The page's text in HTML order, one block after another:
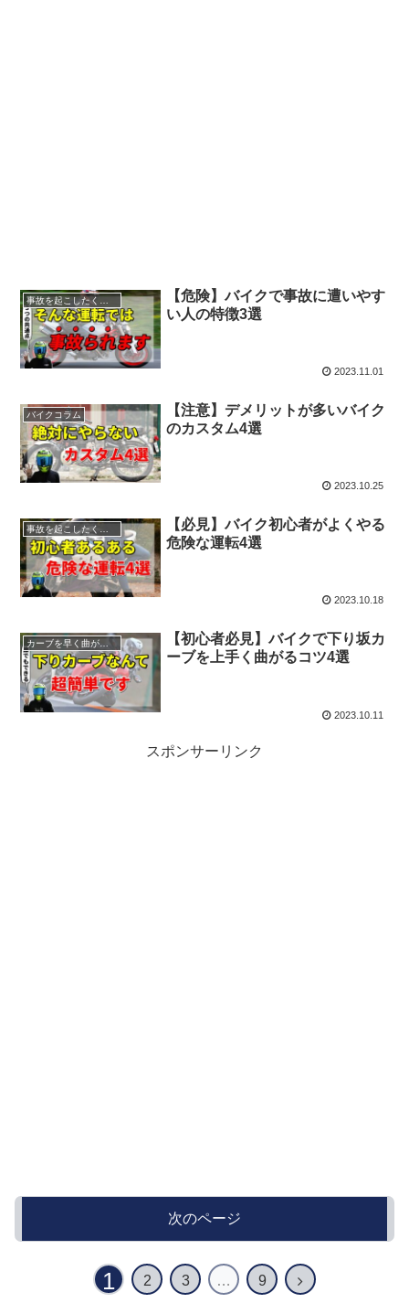
【危険】バイクで事故に遭いやす
い人の特徴3選
2023.11.01
バイクコラム
【注意】デメリットが多いバイク
のカスタム4選
2023.10.25
事故を起こしたくない人へ
【必見】バイク初心者がよくやる
危険な運転4選
2023.10.18
カーブを早く曲がるコツ
【初心者必見】バイクで下り坂カ
ーブを上手く曲がるコツ4選
2023.10.11
スポンサーリンク
次のページ
1 2 3 … 9 次